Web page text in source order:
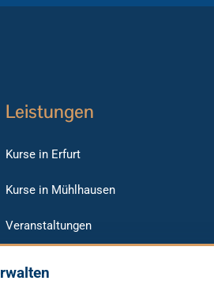
Leistungen
Kurse in Erfurt
Kurse in Mühlhausen
Veranstaltungen